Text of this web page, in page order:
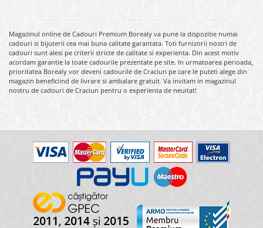
Magazinul online de Cadouri Premium Borealy va pune la dispozitie numai
cadouri si bijuterii cea mai buna calitate garantata. Toti furnizorii nostri de
cadouri sunt alesi pe criterii stricte de calitate si experienta. Din acest motiv
acordam garantie la toate cadourile prezentate pe site. In urmatoarea perioada,
prioritatea Borealy vor deveni cadourile de Craciun pe care le puteti alege din
magazin beneficiind de livrare si ambalare gratuit. Va invitam in magazinul
nostru de cadouri de Craciun pentru o experienta de neuitat!